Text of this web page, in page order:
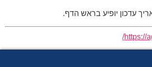
עדכון יופיע בראש הדף.
https://